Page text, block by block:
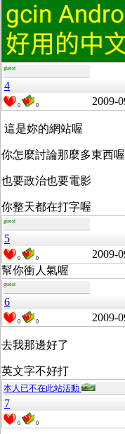
guest
4
0 0 2009-
這是妳的網站喔
你怎麼討論那麼多東西喔
也要政治也要電影
你整天都在打字喔
guest
5
0 0 2009-
幫你衝人氣喔
guest
6
0 0 2009-
去我那邊好了
英文字不好打
本人已不在此站活動
7
0 0